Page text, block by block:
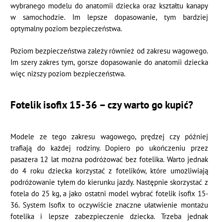
wybranego modelu do anatomii dziecka oraz kształtu kanapy
w samochodzie. Im lepsze dopasowanie, tym bardziej
optymalny poziom bezpieczeństwa.
Poziom bezpieczeństwa zależy również od zakresu wagowego.
Im szery zakres tym, gorsze dopasowanie do anatomii dziecka
więc niższy poziom bezpieczeństwa.
Fotelik isofix 15-36 – czy warto go kupić?
Modele ze tego zakresu wagowego, prędzej czy później
trafiają do każdej rodziny. Dopiero po ukończeniu przez
pasażera 12 lat można podróżować bez fotelika. Warto jednak
do 4 roku dziecka korzystać z fotelików, które umożliwiają
podróżowanie tyłem do kierunku jazdy. Następnie skorzystać z
fotela do 25 kg, a jako ostatni model wybrać fotelik isofix 15-
36. System Isofix to oczywiście znaczne ułatwienie montażu
fotelika i lepsze zabezpieczenie dziecka. Trzeba jednak